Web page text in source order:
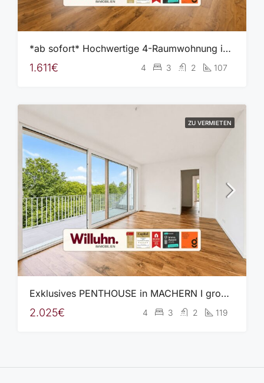
*ab sofort* Hochwertige 4-Raumwohnung in MACHERN I großer Balkon I 2 Bäder I Stellplatz I Keller
1.611€ 4 3 2 107
ZU VERMIETEN
Exklusives PENTHOUSE in MACHERN I große Dachterrasse I 2 Bäder I Aufzug I Stellplatz I Keller
2.025€ 4 3 2 119